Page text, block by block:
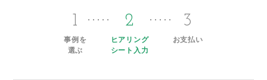
1
事例を
選ぶ
2
ヒアリング
シート入力
3
お支払い